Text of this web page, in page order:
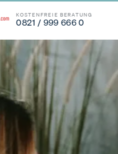
KOSTENFREIE BERATUNG
0821 / 999 666 0